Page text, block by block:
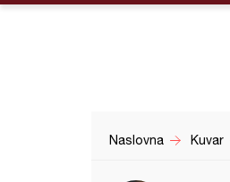
Naslovna Kuvar